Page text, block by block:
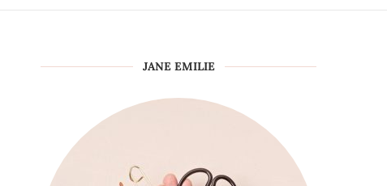
JANE EMILIE